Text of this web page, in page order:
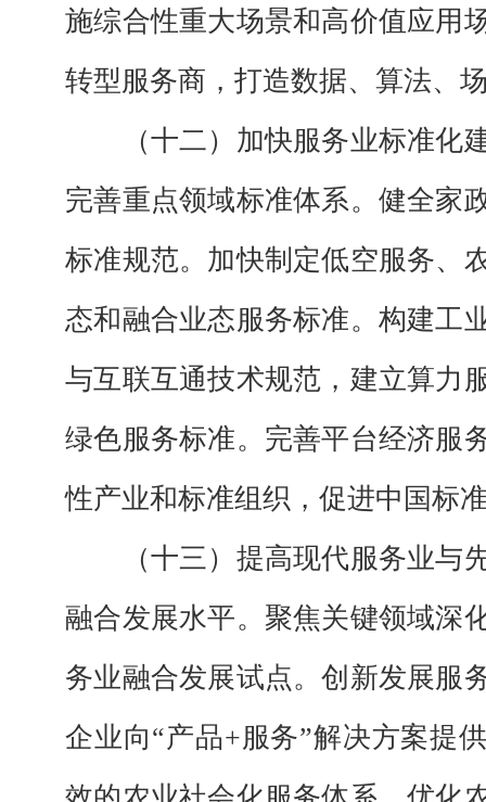
施综合性重大场景和高价值应用
转型服务商，打造数据、算法、
（十二）加快服务业标准化
完善重点领域标准体系。健全家
标准规范。加快制定低空服务、
态和融合业态服务标准。构建工
与互联互通技术规范，建立算力
绿色服务标准。完善平台经济服
性产业和标准组织，促进中国标
（十三）提高现代服务业与
融合发展水平。 聚焦关键领域深
务业融合发展试点。创新发展服
企业向“产品+服务”解决方案提